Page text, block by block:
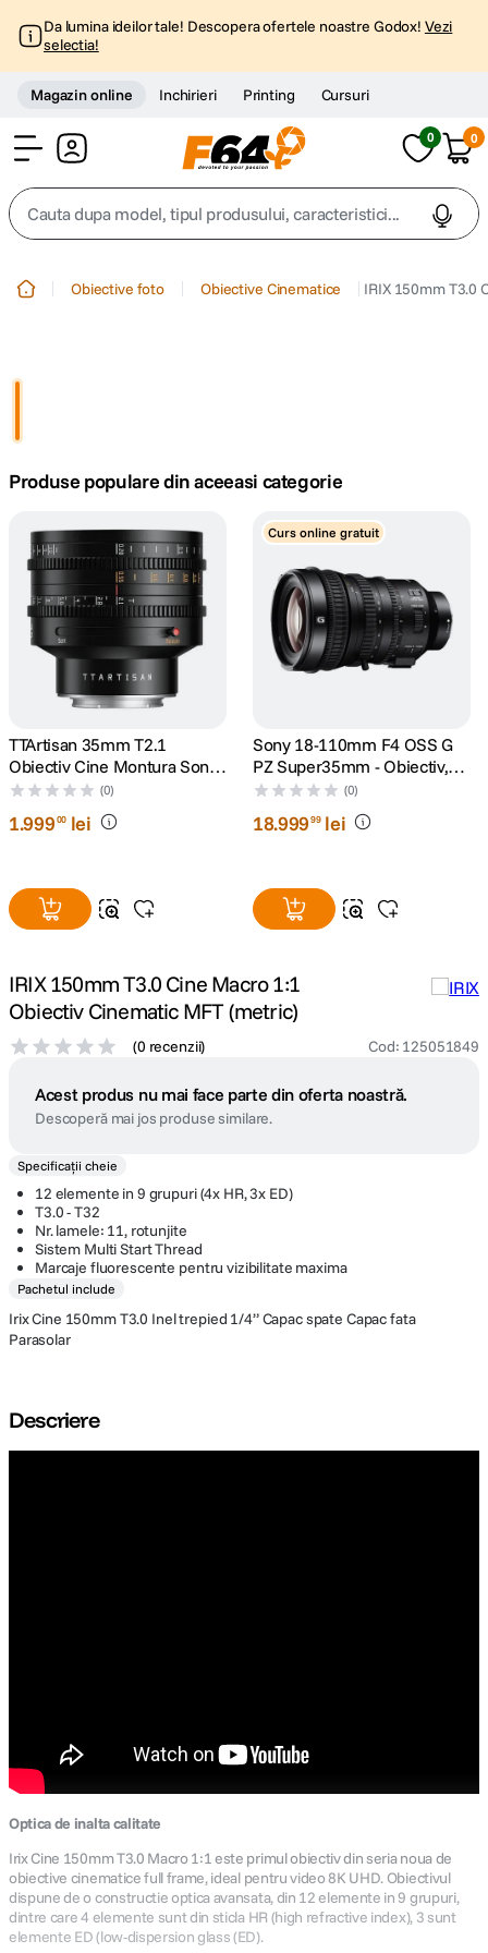
Da lumina ideilor tale! Descopera ofertele noastre Godox! Vezi
selectia!
Magazin online Inchirieri Printing Cursuri
0 0
Cauta dupa model, tipul produsului, caracteristici...
4. peak design
5. canon sx740 hs
6. lavaliera
7. card memorie
8. ulanzi
9. insta 360
10 . godox
Obiective foto Obiective Cinematice IRIX 150mm T3.0
Produse populare din aceeasi categorie
TTArtisan 35mm T2.1
Obiectiv Cine Montura Sony
E
(0)
1.99900 lei
Curs online gratuit
Sony 18-110mm F4 OSS G
PZ Super35mm - Obiectiv,
Sony E
(0)
18.99999 lei
IRIX 150mm T3.0 Cine Macro 1:1
Obiectiv Cinematic MFT (metric)
(0 recenzii) Cod: 125051849
Acest produs nu mai face parte din oferta noastră.
Descoperă mai jos produse similare.
Specificații cheie
12 elemente in 9 grupuri (4x HR, 3x ED)
T3.0 - T32
Nr. lamele: 11, rotunjite
Sistem Multi Start Thread
Marcaje fluorescente pentru vizibilitate maxima
Pachetul include
Irix Cine 150mm T3.0 Inel trepied 1/4” Capac spate Capac fata
Parasolar
Descriere
Optica de inalta calitate
Irix Cine 150mm T3.0 Macro 1:1 este primul obiectiv din seria noua de
obiective cinematice full frame, ideal pentru video 8K UHD. Obiectivul
dispune de o constructie optica avansata, din 12 elemente in 9 grupuri,
dintre care 4 elemente sunt din sticla HR (high refractive index), 3 sunt
elemente ED (low-dispersion glass (ED).